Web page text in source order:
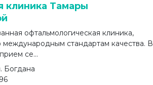
клиника Тамары
офтальмологическая клиника,
стандартам качества. В
се...
Богдана